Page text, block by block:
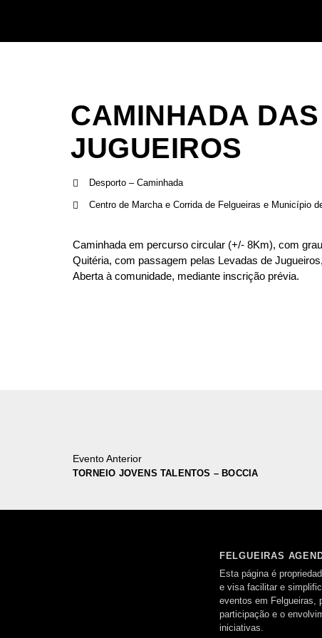
CAMINHADA
JUGUEIROS
Desporto – Caminhada
Centro de Marcha e Corrida de Felgueiras e Município
Caminhada em percurso circular (+/- 8Km), com
Quitéria, com passagem pelas Levadas de
Aberta à comunidade, mediante inscrição prévia.
Evento Anterior
TORNEIO JOVENS TALENTOS – BOCCIA
FELGUEIRAS
Esta página é
e visa facilitar e
eventos em Felgueiras,
participação e o
iniciativas.